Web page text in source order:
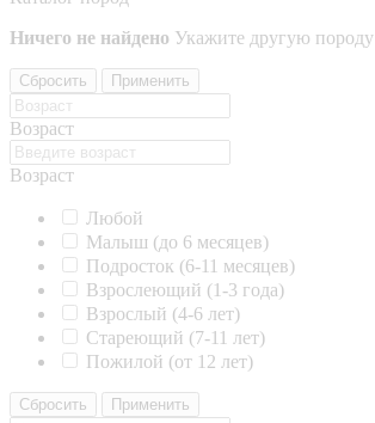
Ничего не найдено Укажите другую породу
Сбросить Применить
Возраст
Возраст
Любой
Малыш (до 6 месяцев)
Подросток (6-11 месяцев)
Взрослеющий (1-3 года)
Взрослый (4-6 лет)
Стареющий (7-11 лет)
Пожилой (от 12 лет)
Сбросить Применить